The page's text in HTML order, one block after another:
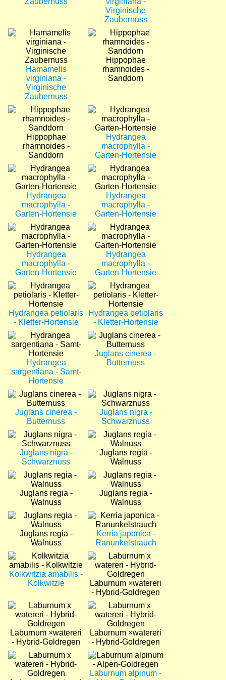
Virginische
Zaubernuss
Bild
Hamamelis
virginiana -
Virginische
Zaubernuss
Bild
Hippophae
rhamnoides -
Sanddorn
Bild
Hippophae
rhamnoides -
Sanddorn
Bild
Hydrangea
macrophylla -
Garten-Hortensie
Bild
Hydrangea
macrophylla -
Garten-Hortensie
Bild
Hydrangea
macrophylla -
Garten-Hortensie
Bild
Hydrangea
macrophylla -
Garten-Hortensie
Bild
Hydrangea
macrophylla -
Garten-Hortensie
Bild
Hydrangea petiolaris
- Kletter-Hortensie
Bild
Hydrangea petiolaris
- Kletter-Hortensie
Bild
Hydrangea
sargentiana - Samt-
Hortensie
Bild
Juglans cinerea -
Butternuss
Bild
Juglans cinerea -
Butternuss
Bild
Juglans nigra -
Schwarznuss
Bild
Juglans nigra -
Schwarznuss
Bild
Juglans regia -
Walnuss
Bild
Juglans regia -
Walnuss
Bild
Juglans regia -
Walnuss
Bild
Juglans regia -
Walnuss
Bild
Kerria japonica -
Ranunkelstrauch
Bild
Kolkwitzia amabilis -
Kolkwitzie
Bild
Laburnum ×watereri
- Hybrid-Goldregen
Bild
Laburnum ×watereri
- Hybrid-Goldregen
Bild
Laburnum ×watereri
- Hybrid-Goldregen
Bild
Bild
Laburnum alpinum -